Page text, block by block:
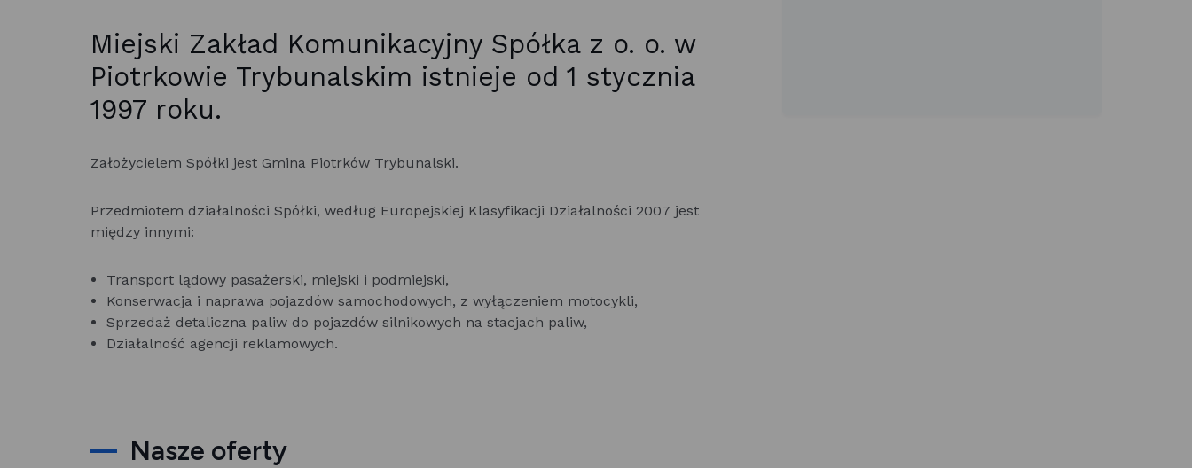
Miejski Zakład Komunikacyjny Spółka z o. o. w
Piotrkowie Trybunalskim istnieje od 1 stycznia
1997 roku.
Założycielem Spółki jest Gmina Piotrków Trybunalski.
Przedmiotem działalności Spółki, według Europejskiej Klasyfikacji Działalności 2007 jest
między innymi:
Transport lądowy pasażerski, miejski i podmiejski,
Konserwacja i naprawa pojazdów samochodowych, z wyłączeniem motocykli,
Sprzedaż detaliczna paliw do pojazdów silnikowych na stacjach paliw,
Działalność agencji reklamowych.
Nasze oferty